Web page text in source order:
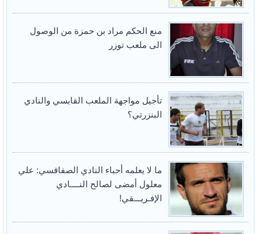
منع الحكم مراد بن حمزة من الوصول
الى ملعب توزر
تأجيل مواجهة الملعب القابسي والنادي
البنزرتي؟
ما لا يعلمه أحباء النادي الصفاقسي: علي
معلول أمضى لصالح النــــادي
الإفـريـــقي!